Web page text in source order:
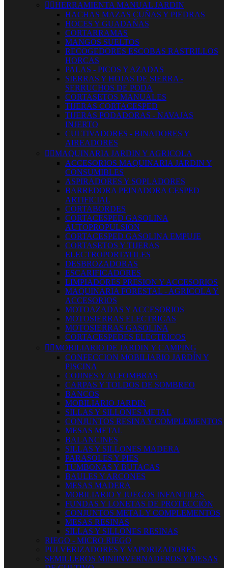
 HERRAMIENTA MANUAL JARDIN
HACHAS MAZAS CUÑAS Y PIEDRAS
HOCES Y GUADAÑAS
CORTARRAMAS
MANGOS SUELTOS
RECOGEDORES ESCOBAS RASTRILLOS
HORCAS
PALAS - PICOS Y AZADAS
SIERRAS Y HOJAS DE SIERRA -
SERRUCHOS DE PODA
CORTASETOS MANUALES
TIJERAS CORTACESPED
TIJERAS PODADORAS - NAVAJAS
INJERTO
CULTIVADORES - BINADORES Y
AIREADORES
 MAQUINARIA JARDIN Y AGRICOLA
ACCESORIOS MAQUINARIA JARDIN Y
CONSUMIBLES
ASPIRADORES Y SOPLADORES
BARREDORA PEINADORA CESPED
ARTIFICIAL
CORTABORDES
CORTACESPED GASOLINA
AUTOPROPULSION
CORTACESPED GASOLINA EMPUJE
CORTASETOS Y TIJERAS
ELECTROPORTATILES
DESBROZADORAS
ESCARIFICADORES
LIMPIADORES PRESION Y ACCESORIOS
MAQUINARIA FORESTAL - AGRICOLA Y
ACCESORIOS
MOTOAZADAS Y ACCESORIOS
MOTOSIERRAS ELECTRICAS
MOTOSIERRAS GASOLINA
CORTACESPEDES ELECTRICOS
 MOBILIARIO DE JARDIN Y CAMPING
CONFECCION MOBILIARIO JARDÍN Y
PISCINA
COJINES Y ALFOMBRAS
CARPAS Y TOLDOS DE SOMBREO
BANCOS
MOBILIARIO JARDIN
SILLAS Y SILLONES METAL
CONJUNTOS RESINA Y COMPLEMENTOS
MESAS METAL
BALANCINES
SILLAS Y SILLONES MADERA
PARASOLES Y PIES
TUMBONAS Y BUTACAS
BAULES Y ARCONES
MESAS MADERA
MOBILIARIO Y JUEGOS INFANTILES
FUNDAS Y LONETAS DE PROTECCIÓN
CONJUNTOS METAL Y COMPLEMENTOS
MESAS RESINAS
SILLAS Y SILLONES RESINAS
RIEGO - MICRO RIEGO
PULVERIZADORES Y VAPORIZADORES
SEMILLEROS MINIINVERNADEROS Y MESAS